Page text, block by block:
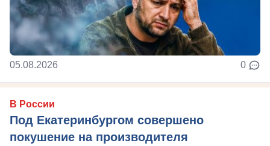
05.08.2026 0
В России
Под Екатеринбургом совершено
покушение на производителя